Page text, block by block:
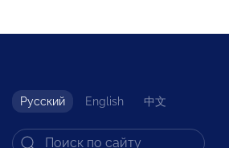
Русский English 中文